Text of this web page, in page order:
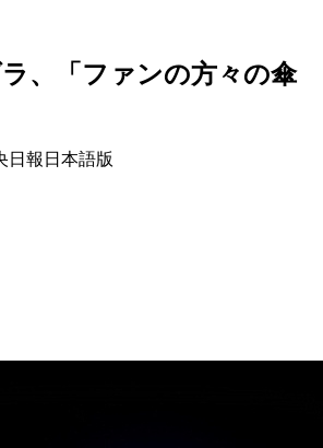
、「ファンの方々の傘
報日本語版